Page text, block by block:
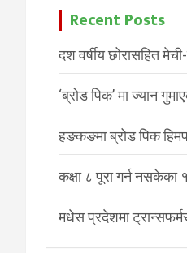
Recent Posts
दश वर्षीय छोरासहित
‘ब्रोड पिक’ मा ज्यान
हङकङमा ब्रोड पिक
कक्षा ८ पूरा गर्न नसकेका
मधेस प्रदेशमा